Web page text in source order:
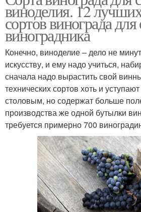
виноделия. 12
сортов винограда для
виноградника
Конечно, виноделие – дело не
искусству, и ему надо учиться,
сначала надо вырастить свой
технических сортов хоть и
столовым, но содержат больше
производства же одной бутылки
требуется примерно 700